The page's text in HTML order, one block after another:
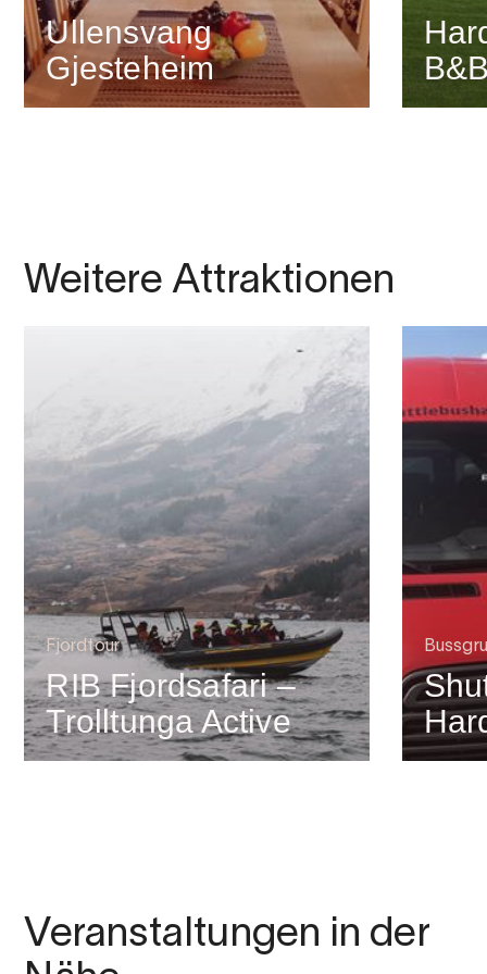
Ullensvang
Gjesteheim
Weitere Attraktionen
Fjordtour
RIB Fjordsafari –
Trolltunga Active
Veranstaltungen in der